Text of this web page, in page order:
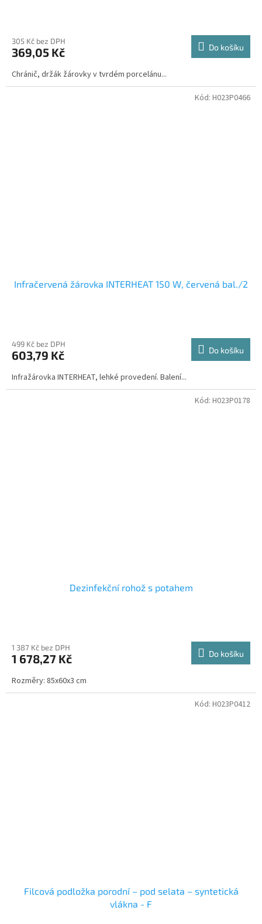
305 Kč bez DPH
369,05 Kč Do košíku
Chránič, držák žárovky v tvrdém porcelánu...
Infračervená žárovka INTERHEAT 150 W, červená bal./2
499 Kč bez DPH
603,79 Kč Do košíku
Infražárovka INTERHEAT, lehké provedení. Balení...
Kód: H023P0466
Dezinfekční rohož s potahem
1 387 Kč bez DPH
1 678,27 Kč Do košíku
Rozměry: 85x60x3 cm
Kód: H023P0178
Filcová podložka porodní – pod selata – syntetická
vlákna - F
Kód: H023P0412